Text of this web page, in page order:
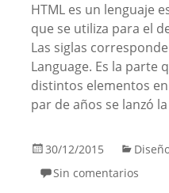
HTML es un lenguaje
que se utiliza para el
Las siglas
Language. Es la parte
distintos elementos
par de años se lanzó
30/12/2015
Sin comentarios